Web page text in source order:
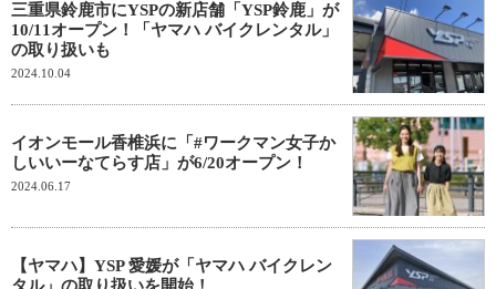
三重県鈴鹿市にYSPの新店舗「YSP鈴鹿」が
10/11オープン！「ヤマハ バイクレンタル」
の取り扱いも
2024.10.04
イオンモール香椎浜に「#ワークマン女子か
しいいーなてらす店」が6/20オープン！
2024.06.17
【ヤマハ】YSP 愛媛が「ヤマハ バイクレン